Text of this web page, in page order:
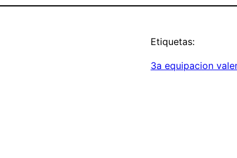
Etiquetas:
3a equipacion